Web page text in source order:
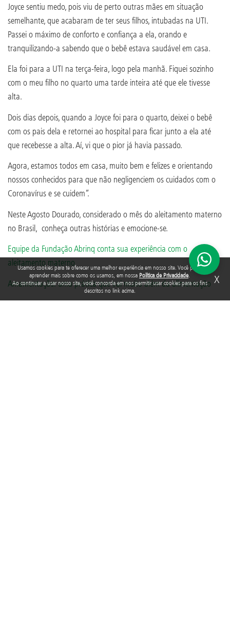
Usamos cookies para te oferecer uma melhor experiência em nosso site. Você pode
aprender mais sobre como os usamos, em nossa Política de Privacidade.
Ao continuar a usar nosso site, você concorda em nos permitir usar cookies para os fins
descritos no link acima.
X
Joyce sentiu medo, pois viu de perto outras mães em situação
semelhante, que acabaram de ter seus filhos, intubadas na UTI.
Passei o máximo de conforto e confiança a ela, orando e
tranquilizando-a sabendo que o bebê estava saudável em casa.
Ela foi para a UTI na terça-feira, logo pela manhã. Fiquei sozinho
com o meu filho no quarto uma tarde inteira até que ele tivesse
alta.
Dois dias depois, quando a Joyce foi para o quarto, deixei o bebê
com os pais dela e retornei ao hospital para ficar junto a ela até
que recebesse a alta. Aí, vi que o pior já havia passado.
Agora, estamos todos em casa, muito bem e felizes e orientando
nossos conhecidos para que não negligenciem os cuidados com o
Coronavírus e se cuidem”.
Neste Agosto Dourado, considerado o mês do aleitamento materno
no Brasil, conheça outras histórias e emocione-se.
Equipe da Fundação Abrinq conta sua experiência com o
aleitamento materno
Amamentação: uma prática que vai muito além da alimentação
Entenda quais são os impactos da Covid-19 no aleitamento